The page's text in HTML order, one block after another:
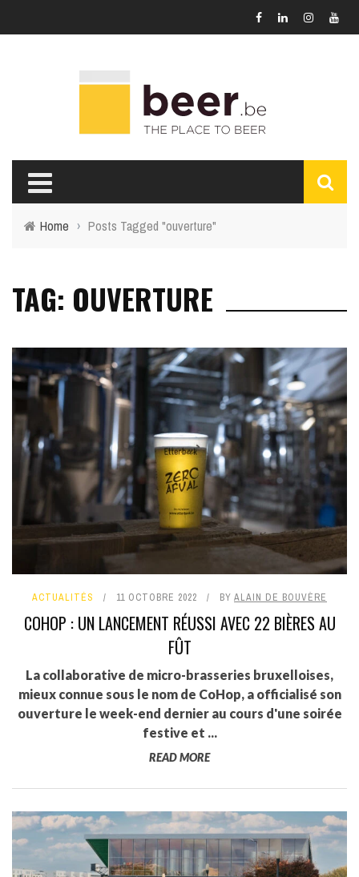
Home › Posts Tagged "ouverture"
TAG: OUVERTURE
ACTUALITÉS 11 OCTOBRE 2022 BY ALAIN DE BOUVÈRE
COHOP : UN LANCEMENT RÉUSSI AVEC 22 BIÈRES AU
FÛT
La collaborative de micro-brasseries bruxelloises,
mieux connue sous le nom de CoHop, a officialisé son
ouverture le week-end dernier au cours d'une soirée
festive et ...
READ MORE